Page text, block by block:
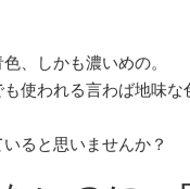
、しかも濃いめの。
も使われる言わば地味な
ると思いませんか？